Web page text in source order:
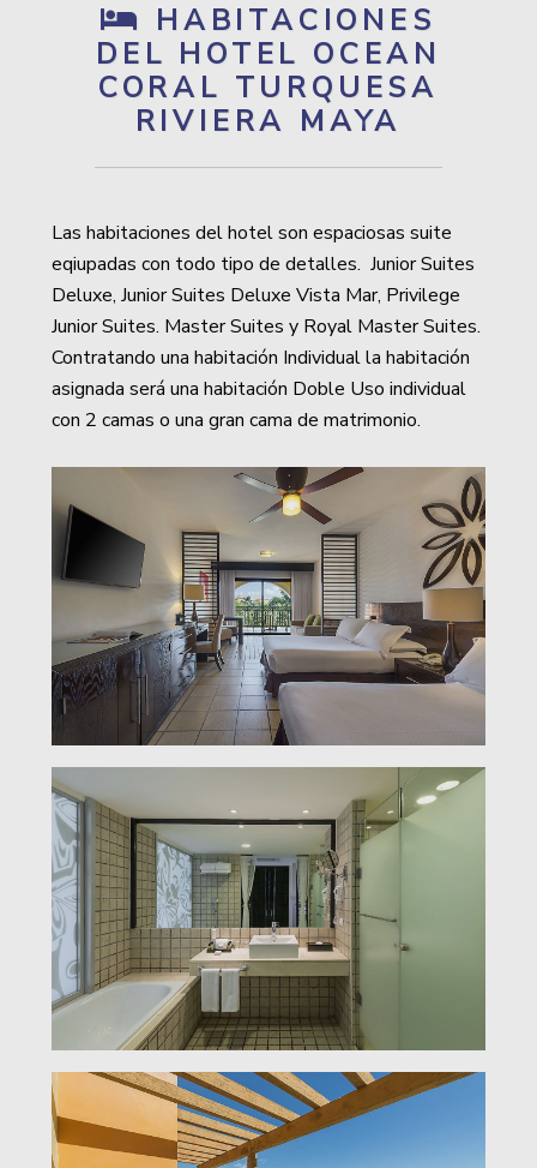
HABITACIONES
DEL HOTEL OCEAN
CORAL TURQUESA
RIVIERA MAYA
Las habitaciones del hotel son espaciosas suite
eqiupadas con todo tipo de detalles. Junior Suites
Deluxe, Junior Suites Deluxe Vista Mar, Privilege
Junior Suites. Master Suites y Royal Master Suites.
Contratando una habitación Individual la habitación
asignada será una habitación Doble Uso individual
con 2 camas o una gran cama de matrimonio.